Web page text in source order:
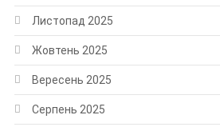
Листопад 2025
Жовтень 2025
Вересень 2025
Серпень 2025